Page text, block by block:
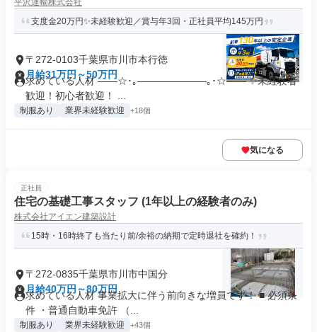
平沢運輸株式会社
支度金20万円✨未経験歓迎／賞与年3回・正社員平均145万円
〒272-0103千葉県市川市本行徳
月給31万円～50万円
求めている人材 ――☆･｡―――――――｡･☆―― ✨未経験者
歓迎！初心者歓迎！ ...
制服あり 業界未経験歓迎 +18個
気になる
正社員
住宅の基礎工事スタッフ (1年以上の経験者のみ)
株式会社アイエン建築設計
15時・16時終了も当たり前/余裕の納期で定時退社を確約！
〒272-0835千葉県市川市中国分
月給40万円～80万円
求めている人材 事業拡大に伴う前向きな増員です！ ■ 必須条
件 ・普通自動車免許 （...
制服あり 業界未経験歓迎 +43個